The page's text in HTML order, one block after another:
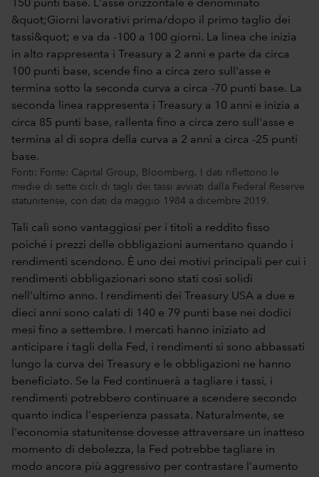
Fonti: Fonte: Capital Group, Bloomberg. I dati riflettono le
medie di sette cicli di tagli dei tassi avviati dalla Federal Reserve
statunitense, con dati da maggio 1984 a dicembre 2019.
Tali cali sono vantaggiosi per i titoli a reddito fisso
poiché i prezzi delle obbligazioni aumentano quando i
rendimenti scendono. È uno dei motivi principali per cui i
rendimenti obbligazionari sono stati così solidi
nell'ultimo anno. I rendimenti dei Treasury USA a due e
dieci anni sono calati di 140 e 79 punti base nei dodici
mesi fino a settembre. I mercati hanno iniziato ad
anticipare i tagli della Fed, i rendimenti si sono abbassati
lungo la curva dei Treasury e le obbligazioni ne hanno
beneficiato. Se la Fed continuerà a tagliare i tassi, i
rendimenti potrebbero continuare a scendere secondo
quanto indica l'esperienza passata. Naturalmente, se
l'economia statunitense dovesse attraversare un inatteso
momento di debolezza, la Fed potrebbe tagliare in
modo ancora più aggressivo per contrastare l'aumento